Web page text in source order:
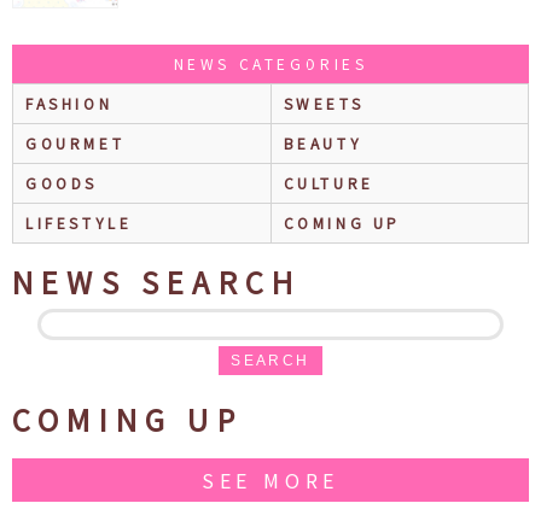
NEWS CATEGORIES
FASHION
SWEETS
GOURMET
BEAUTY
GOODS
CULTURE
LIFESTYLE
COMING UP
NEWS SEARCH
SEARCH
COMING UP
SEE MORE